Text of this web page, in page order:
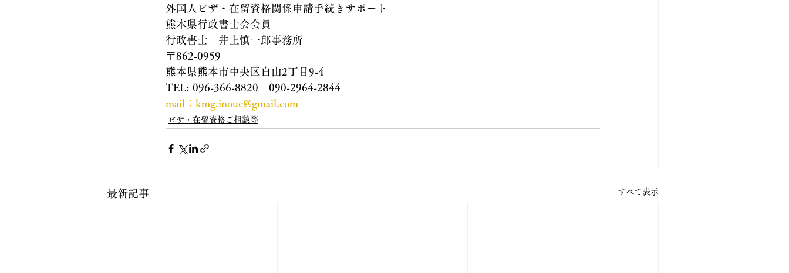
外国人ビザ・在留資格関係申請手続きサポート
熊本県行政書士会会員
行政書士　井上慎一郎事務所
〒862-0959
熊本県熊本市中央区白山2丁目9-4
TEL: 096-366-8820　090-2964-2844
mail：kmg.inoue@gmail.com
ビザ・在留資格ご相談等
最新記事 すべて表示